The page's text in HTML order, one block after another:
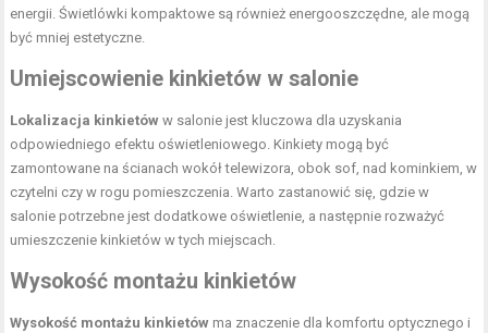
energii. Świetlówki kompaktowe są również energooszczędne, ale mogą
być mniej estetyczne.
Umiejscowienie kinkietów w salonie
Lokalizacja kinkietów w salonie jest kluczowa dla uzyskania
odpowiedniego efektu oświetleniowego. Kinkiety mogą być
zamontowane na ścianach wokół telewizora, obok sof, nad kominkiem, w
czytelni czy w rogu pomieszczenia. Warto zastanowić się, gdzie w
salonie potrzebne jest dodatkowe oświetlenie, a następnie rozważyć
umieszczenie kinkietów w tych miejscach.
Wysokość montażu kinkietów
Wysokość montażu kinkietów ma znaczenie dla komfortu optycznego i